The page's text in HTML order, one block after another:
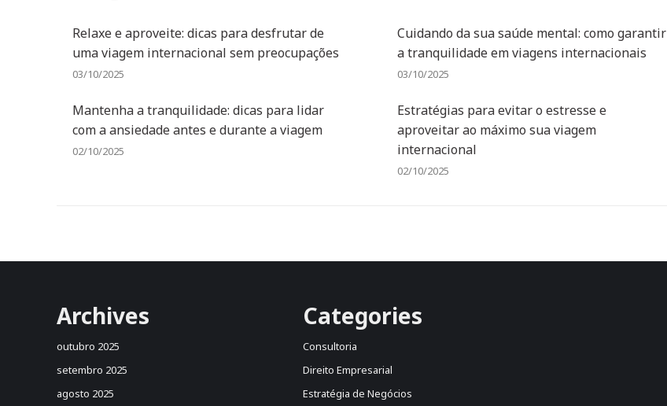
Relaxe e aproveite: dicas para desfrutar de
uma viagem internacional sem preocupações
03/10/2025
Cuidando da sua saúde mental: como garantir
a tranquilidade em viagens internacionais
03/10/2025
Mantenha a tranquilidade: dicas para lidar
com a ansiedade antes e durante a viagem
02/10/2025
Estratégias para evitar o estresse e
aproveitar ao máximo sua viagem
internacional
02/10/2025
Archives
outubro 2025
setembro 2025
agosto 2025
Categories
Consultoria
Direito Empresarial
Estratégia de Negócios